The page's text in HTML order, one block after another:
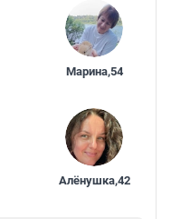
Марина,54
Алёнушка,42